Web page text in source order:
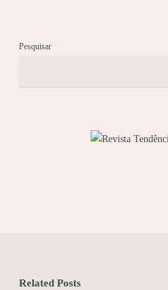
Pesquisar
Related Posts